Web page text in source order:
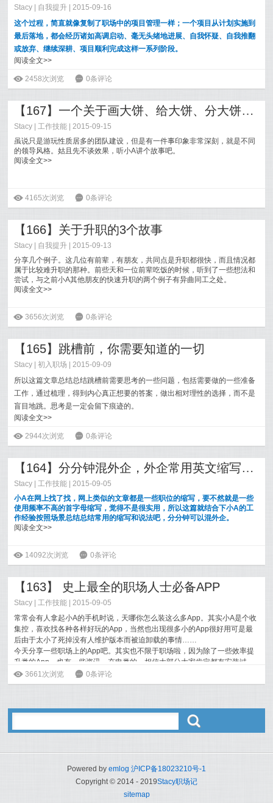
Stacy 自我提升 | 2015-09-16
这个过程，简直就像复制了职场中的项目管理一样；一个项目从计划实施到
最后落地，都会经历诸如高调启动、毫无头绪地进展、自我怀疑、自我推翻
或放弃、继续深耕、项目顺利完成这样一系列阶段。
阅读全文>>
ė 2458次浏览 6 0条评论
【167】一个关于画大饼、给大饼、分大饼的故事：你是哪种领导风格？
Stacy |工作技能 | 2015-09-15
虽说只是游玩性质居多的团队建设，但是有一件事印象非常深刻，就是不同
的领导风格。姑且先不谈效果，听小A讲个故事吧。
阅读全文>>
ė 4165次浏览 6 0条评论
【166】关于升职的3个故事
Stacy 自我提升 | 2015-09-13
分享几个例子。这几位有前辈，有朋友，共同点是升职都很快，而且情况都
属于比较难升职的那种。前些天和一位前辈吃饭的时候，听到了一些想法和
尝试，与之前小A其他朋友的快速升职的两个例子有异曲同工之处。
阅读全文>>
ė 3656次浏览 6 0条评论
【165】跳槽前，你需要知道的一切
Stacy |初入职场
| 2015-09-09
所以这篇文章总结总结跳槽前需要思考的一些问题，包括需要做的一些准备
工作，通过梳理，得到内心真正想要的答案，做出相对理性的选择，而不是
盲目地跳。思考是一定会留下痕迹的。
阅读全文>>
ė 2944次浏览 6 0条评论
【164】分分钟混外企，外企常用英文缩写&说法
Stacy |工作技能 | 2015-09-05
小A在网上找了找，网上类似的文章都是一些职位的缩写，要不然就是一些
使用频率不高的首字母缩写，觉得不是很实用，所以这篇就结合下小A的工
作经验按照场景总结总结常用的缩写和说法吧，分分钟可以混外企。
阅读全文>>
ė 14092次浏览 6 0条评论
【163】 史上最全的职场人士必备APP
Stacy |工作技能 | 2015-09-05
常常会有人拿起小A的手机时说，天哪你怎么装这么多App。其实小A是个收
集控，喜欢找各种各样好玩的App，当然也出现很多小的App很好用可是最
后由于太小了死掉没有人维护版本而被迫卸载的事情……
今天分享一些职场上的App吧。其实也不限于职场啦，因为除了一些效率提
升类的App，也有一些资讯、充电类的。相信大部分大家肯定都有安装过，
所以介绍也不多说废话了，另外同类的一些App，小A也试过一些，留下来
的个人认为是简单易用的，不排除其他的人有不同需求，欢迎吐槽。
ė 3661次浏览 6 0条评论
ő
Powered by emlog 沪ICP备18023210号-1
Copyright © 2014 - 2019Stacy职场记
sitemap